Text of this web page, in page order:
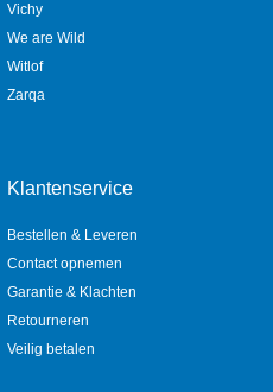
Vichy
We are Wild
Witlof
Zarqa
Klantenservice
Bestellen & Leveren
Contact opnemen
Garantie & Klachten
Retourneren
Veilig betalen